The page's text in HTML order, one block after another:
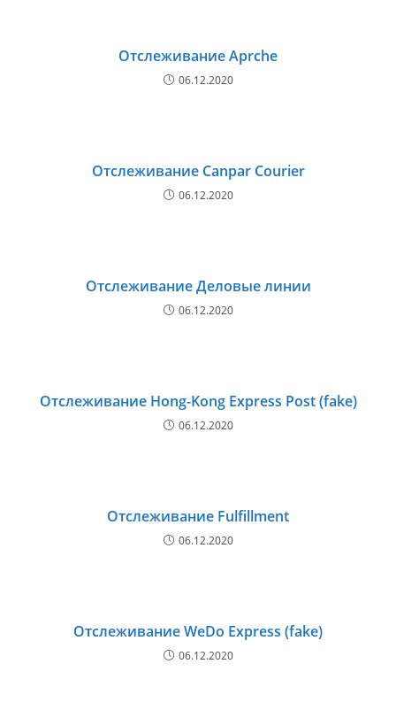
Отслеживание Aprche
06.12.2020
Отслеживание Canpar Courier
06.12.2020
Отслеживание Деловые линии
06.12.2020
Отслеживание Hong-Kong Express Post (fake)
06.12.2020
Отслеживание Fulfillment
06.12.2020
Отслеживание WeDo Express (fake)
06.12.2020